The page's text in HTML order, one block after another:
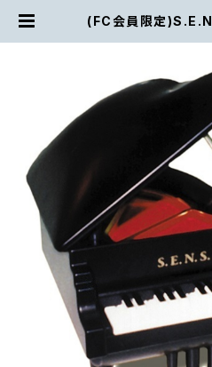
(FC会員限定